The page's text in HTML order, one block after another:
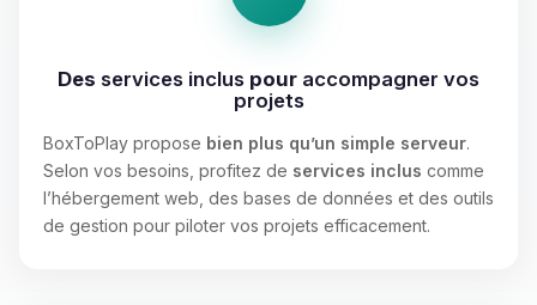
Des services inclus pour accompagner vos
projets
BoxToPlay propose bien plus qu’un simple serveur.
Selon vos besoins, profitez de services inclus comme
l’hébergement web, des bases de données et des outils
de gestion pour piloter vos projets efficacement.